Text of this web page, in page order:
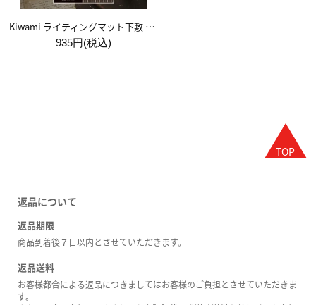
Kiwami ライティングマット下敷 A5【ブラウン&キャメル】
935円(税込)
返品について
返品期限
商品到着後７日以内とさせていただきます。
返品送料
お客様都合による返品につきましてはお客様のご負担とさせていただきま
す。